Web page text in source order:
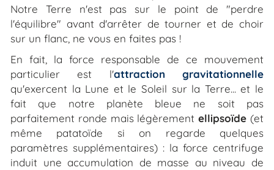
Notre Terre n'est pas sur le point de "perdre
l'équilibre" avant d'arrêter de tourner et de choir
sur un flanc, ne vous en faites pas !
En fait, la force responsable de ce mouvement
particulier est l'attraction gravitationnelle
qu'exercent la Lune et le Soleil sur la Terre... et le
fait que notre planète bleue ne soit pas
parfaitement ronde mais légèrementellipsoïde (et
même patatoïde si on regarde quelques
paramètres supplémentaires) : la force centrifuge
induit une accumulation de masse au niveau de